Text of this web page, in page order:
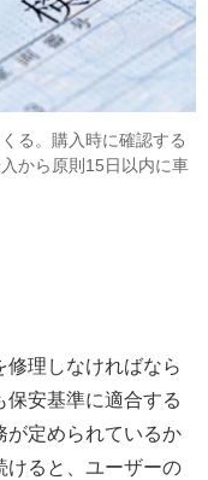
る。購入時に確認する
から原則15日以内に車
修理しなければなら
保安基準に適合する
が定められているか
けると、ユーザーの